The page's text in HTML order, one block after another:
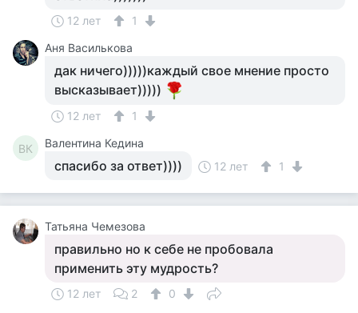
12 лет
1
Аня Василькова
дак ничего)))))каждый свое мнение просто
высказывает)))))
12 лет 1
ВК Валентина Кедина
спасибо за ответ)))) 12 лет 1
Татьяна Чемезова
правильно но к себе не пробовала
применить эту мудрость?
12 лет 2 0